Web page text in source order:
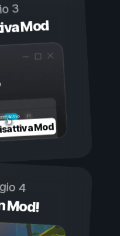
3
Mod
Attivo
Mod
4
Mod!